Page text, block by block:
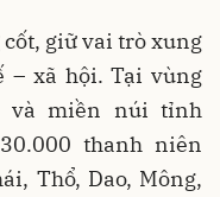
giữ vai trò xung
xã hội. Tại vùng
và miền núi tỉnh
thanh niên
Thổ, Dao, Mông,